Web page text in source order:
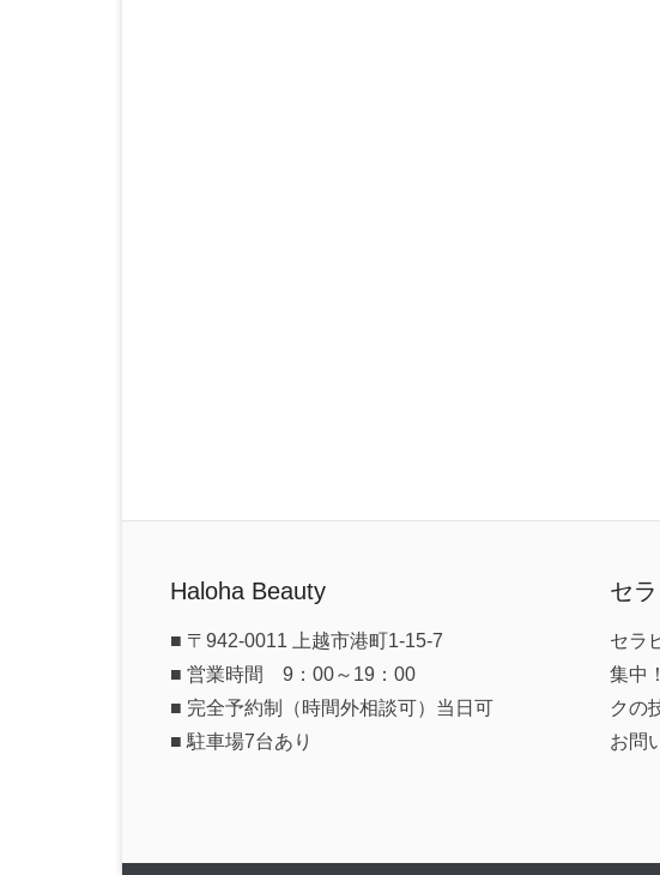
Haloha Beauty
■ 〒942-0011 上越市港町1-15-7
■ 営業時間 9：00～19：00
■ 完全予約制（時間外相談可）当日可
■ 駐車場7台あり
セ
セラ
集中
クの
お問